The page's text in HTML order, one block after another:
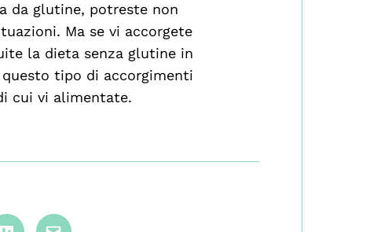
da glutine, potreste non
Ma se vi accorgete
la dieta senza glutine in
tipo di accorgimenti
cui vi alimentate.